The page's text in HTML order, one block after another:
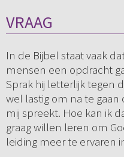
VRAAG
In de Bijbel staat vaak
mensen een opdracht
Sprak hij letterlijk tegen
wel lastig om na te
mij spreekt. Hoe kan ik
graag willen leren om
leiding meer te ervaren